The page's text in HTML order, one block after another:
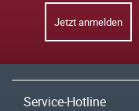
Jetzt anmelden
Service-Hotline